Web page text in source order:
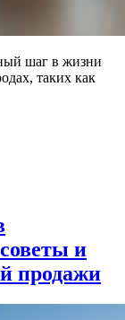
шаг в жизни
таких как
и
продажи